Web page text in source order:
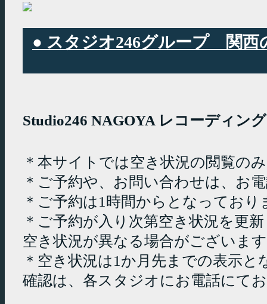
● スタジオ246グループ 関西
Studio246 NAGOYA レコーディン
＊本サイトでは空き状況の閲覧の
＊ご予約や、お問い合わせは、お
＊ご予約は1時間からとなっており
＊ご予約が入り次第空き状況を更
空き状況が異なる場合がございま
＊空き状況は1か月先までの表示
確認は、各スタジオにお電話にて